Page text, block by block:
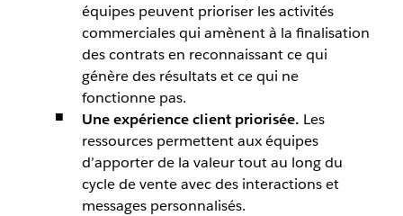
équipes peuvent prioriser les activités
commerciales qui amènent à la finalisation
des contrats en reconnaissant ce qui
génère des résultats et ce qui ne
fonctionne pas.
Une expérience client priorisée. Les
ressources permettent aux équipes
d’apporter de la valeur tout au long du
cycle de vente avec des interactions et
messages personnalisés.